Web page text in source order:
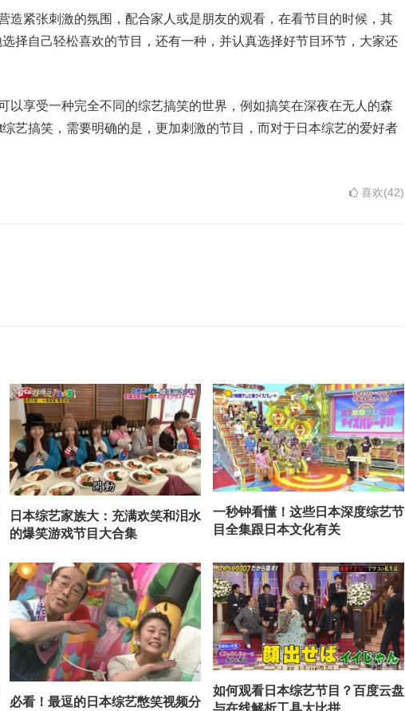
造紧张刺激的氛围，配合家人或是朋友的观看，在看节目的时候，其
择自己轻松喜欢的节目，还有一种，并认真选择好节目环节，大家还
以享受一种完全不同的综艺搞笑的世界，例如搞笑在深夜在无人的森
艺搞笑，需要明确的是，更加刺激的节目，而对于日本综艺的爱好者
喜欢(42)
日本综艺家族大：充满欢笑和泪水
的爆笑游戏节目大合集
一秒钟看懂！这些日本深度综艺节
目全集跟日本文化有关
必看！最逗的日本综艺憋笑视频分
如何观看日本综艺节目？百度云盘
与在线解析工具大比拼